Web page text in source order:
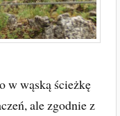
w wąską ścieżkę
ale zgodnie z